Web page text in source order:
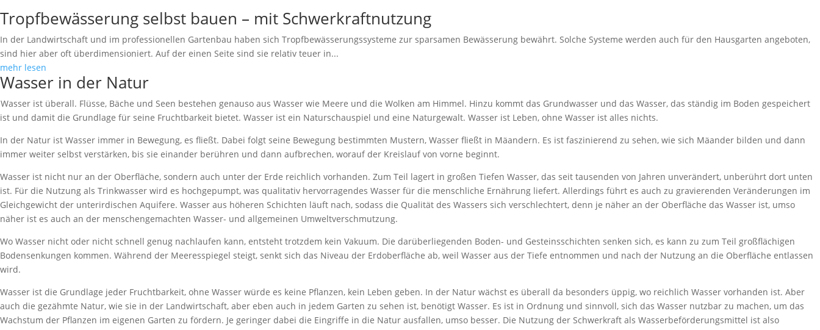
Tropfbewässerung selbst bauen – mit Schwerkraftnutzung
In der Landwirtschaft und im professionellen Gartenbau haben sich Tropfbewässerungssysteme zur sparsamen Bewässerung bewährt. Solche Systeme werden auch für den Hausgarten angeboten,
sind hier aber oft überdimensioniert. Auf der einen Seite sind sie relativ teuer in...
mehr lesen
Wasser in der Natur
Wasser ist überall. Flüsse, Bäche und Seen bestehen genauso aus Wasser wie Meere und die Wolken am Himmel. Hinzu kommt das Grundwasser und das Wasser, das ständig im Boden gespeichert
ist und damit die Grundlage für seine Fruchtbarkeit bietet. Wasser ist ein Naturschauspiel und eine Naturgewalt. Wasser ist Leben, ohne Wasser ist alles nichts.
In der Natur ist Wasser immer in Bewegung, es fließt. Dabei folgt seine Bewegung bestimmten Mustern, Wasser fließt in Mäandern. Es ist faszinierend zu sehen, wie sich Mäander bilden und dann
immer weiter selbst verstärken, bis sie einander berühren und dann aufbrechen, worauf der Kreislauf von vorne beginnt.
Wasser ist nicht nur an der Oberfläche, sondern auch unter der Erde reichlich vorhanden. Zum Teil lagert in großen Tiefen Wasser, das seit tausenden von Jahren unverändert, unberührt dort unten
ist. Für die Nutzung als Trinkwasser wird es hochgepumpt, was qualitativ hervorragendes Wasser für die menschliche Ernährung liefert. Allerdings führt es auch zu gravierenden Veränderungen im
Gleichgewicht der unterirdischen Aquifere. Wasser aus höheren Schichten läuft nach, sodass die Qualität des Wassers sich verschlechtert, denn je näher an der Oberfläche das Wasser ist, umso
näher ist es auch an der menschengemachten Wasser- und allgemeinen Umweltverschmutzung.
Wo Wasser nicht oder nicht schnell genug nachlaufen kann, entsteht trotzdem kein Vakuum. Die darüberliegenden Boden- und Gesteinsschichten senken sich, es kann zu zum Teil großflächigen
Bodensenkungen kommen. Während der Meeresspiegel steigt, senkt sich das Niveau der Erdoberfläche ab, weil Wasser aus der Tiefe entnommen und nach der Nutzung an die Oberfläche entlassen
wird.
Wasser ist die Grundlage jeder Fruchtbarkeit, ohne Wasser würde es keine Pflanzen, kein Leben geben. In der Natur wächst es überall da besonders üppig, wo reichlich Wasser vorhanden ist. Aber
auch die gezähmte Natur, wie sie in der Landwirtschaft, aber eben auch in jedem Garten zu sehen ist, benötigt Wasser. Es ist in Ordnung und sinnvoll, sich das Wasser nutzbar zu machen, um das
Wachstum der Pflanzen im eigenen Garten zu fördern. Je geringer dabei die Eingriffe in die Natur ausfallen, umso besser. Die Nutzung der Schwerkraft als Wasserbeförderungsmittel ist also